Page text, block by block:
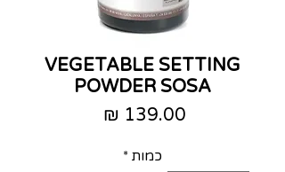
VEGETABLE SETTING
POWDER SOSA
כמות *